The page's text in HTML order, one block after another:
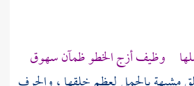
وظيف أزج الخطو ظمآن سهوق